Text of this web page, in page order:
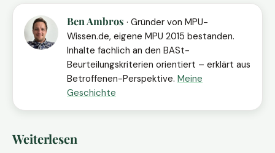
Ben Ambros · Gründer von MPU-
Wissen.de, eigene MPU 2015 bestanden.
Inhalte fachlich an den BASt-
Beurteilungskriterien orientiert – erklärt aus
Betroffenen-Perspektive. Meine
Geschichte
Weiterlesen